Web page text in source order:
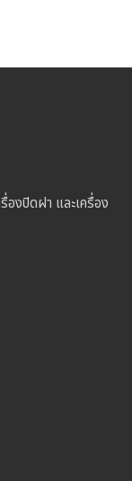
องปิดฝา และเครื่อง